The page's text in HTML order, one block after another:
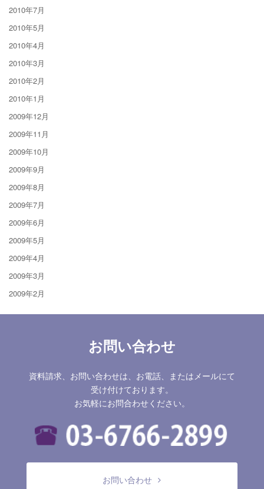
2010年7月
2010年5月
2010年4月
2010年3月
2010年2月
2010年1月
2009年12月
2009年11月
2009年10月
2009年9月
2009年8月
2009年7月
2009年6月
2009年5月
2009年4月
2009年3月
2009年2月
お問い合わせ
資料請求、お問い合わせは、お電話、またはメールにて
受け付けております。
お気軽にお問合わせください。
お問い合わせ